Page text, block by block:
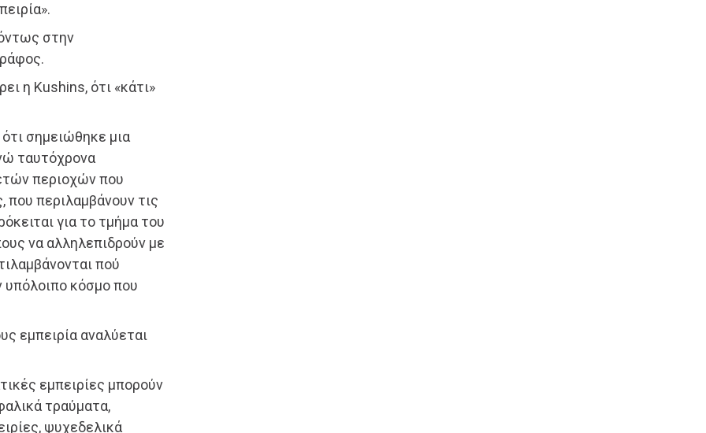
στην
η Kushins, ότι «κάτι»
σημειώθηκε μια
ταυτόχρονα
περιοχών που
που περιλαμβάνουν τις
για το τμήμα του
να αλληλεπιδρούν με
πού
υπόλοιπο κόσμο που
εμπειρία αναλύεται
εμπειρίες μπορούν
τραύματα,
ψυχεδελικά